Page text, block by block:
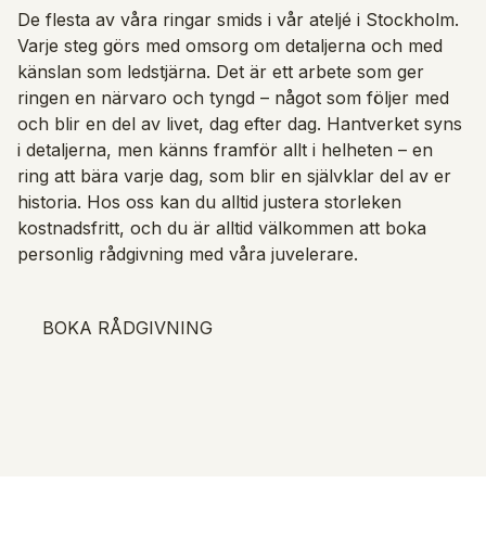
De flesta av våra ringar smids i vår ateljé i Stockholm.
Varje steg görs med omsorg om detaljerna och med
känslan som ledstjärna. Det är ett arbete som ger
ringen en närvaro och tyngd – något som följer med
och blir en del av livet, dag efter dag. Hantverket syns
i detaljerna, men känns framför allt i helheten – en
ring att bära varje dag, som blir en självklar del av er
historia. Hos oss kan du alltid justera storleken
kostnadsfritt, och du är alltid välkommen att boka
personlig rådgivning med våra juvelerare.
BOKA RÅDGIVNING